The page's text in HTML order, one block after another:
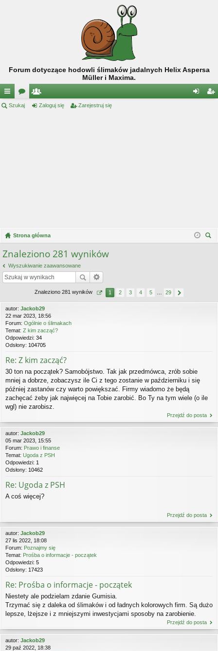
Forum dotyczące hodowli ślimaków jadalnych Helix Aspersa
Müller i Maxima.
ię or ży
Szukaj Zaloguj się Zarejestruj się
Strona główna
Znaleziono 281 wyników
Wyszukiwanie zaawansowane
Znaleziono 281 wyników 1 2 3 4 5 29
autor: Jackob29
22 mar 2023, 18:56
Forum: Ogólnie o ślimakach
Temat: Z kim zacząć?
Odpowiedzi: 34
Odsłony: 104705
Re: Z kim zacząć?
30 ton na początek? Samobójstwo. Tak jak przedmówca, zrób sobie
mniej a dobrze, zobaczysz ile Ci z tego zostanie w październiku i się
później zastanów czy warto powiększać. Firmy wiadomo że będą
zachęcać żeby jak najwięcej na Tobie zarobić. Bo Ty na tym wiele (o ile
wgl) nie zarobisz.
Przejdź do posta
autor: Jackob29
05 mar 2023, 15:55
Forum: Prawo i finanse
Temat: Ugoda z PSH
Odpowiedzi: 1
Odsłony: 10462
Re: Ugoda z PSH
A coś więcej?
Przejdź do posta
autor: Jackob29
27 lis 2022, 18:08
Forum: Poznajmy się
Temat: Prośba o informacje - początek
Odpowiedzi: 5
Odsłony: 17423
Re: Prośba o informacje - początek
Niestety ale podzielam zdanie Gumisia.
Trzymać się z daleka od ślimaków i od ładnych kolorowych firm. Są dużo
lepsze, lżejsze i z mniejszymi inwestycjami sposoby na zarobienie.
Przejdź do posta
autor: Jackob29
29 paź 2022, 18:38